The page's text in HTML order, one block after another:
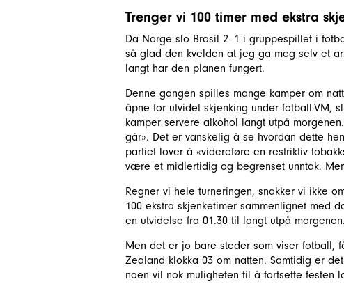
Trenger vi 100 timer med ekstra
Da Norge slo Brasil 2–1 i gruppespillet i
så glad den kvelden at jeg ga meg selv et
langt har den planen fungert.
Denne gangen spilles mange kamper om
åpne for utvidet skjenking under fotball-VM,
kamper servere alkohol langt utpå
går». Det er vanskelig å se hvordan dette
partiet lover å «videreføre en restriktiv
være et midlertidig og begrenset unntak.
Regner vi hele turneringen, snakker vi ikke
100 ekstra skjenketimer sammenlignet med
en utvidelse fra 01.30 til langt utpå
Men det er jo bare steder som viser fotball,
Zealand klokka 03 om natten. Samtidig er
noen vil nok muligheten til å fortsette festen